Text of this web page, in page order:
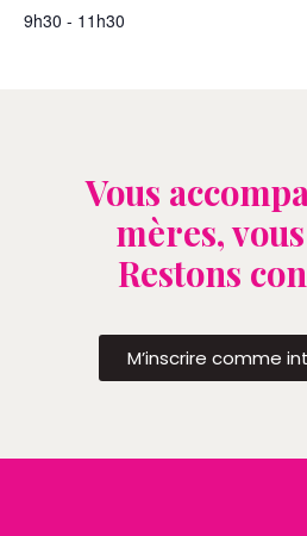
9h30 - 11h30
Vous
mères,
Restons
M’inscrire comme